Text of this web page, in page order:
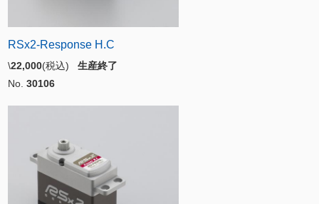
RSx2-Response H.C
\22,000(税込) 生産終了
No. 30106